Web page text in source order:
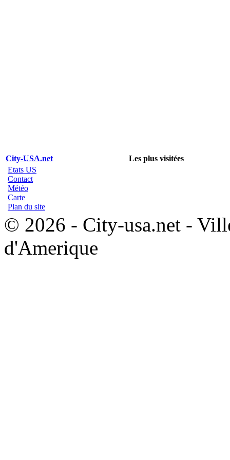
City-USA.net
Les plus visitées
Etats US
Contact
Météo
Carte
Plan du site
© 2026 - City-usa.net -
d'Amerique